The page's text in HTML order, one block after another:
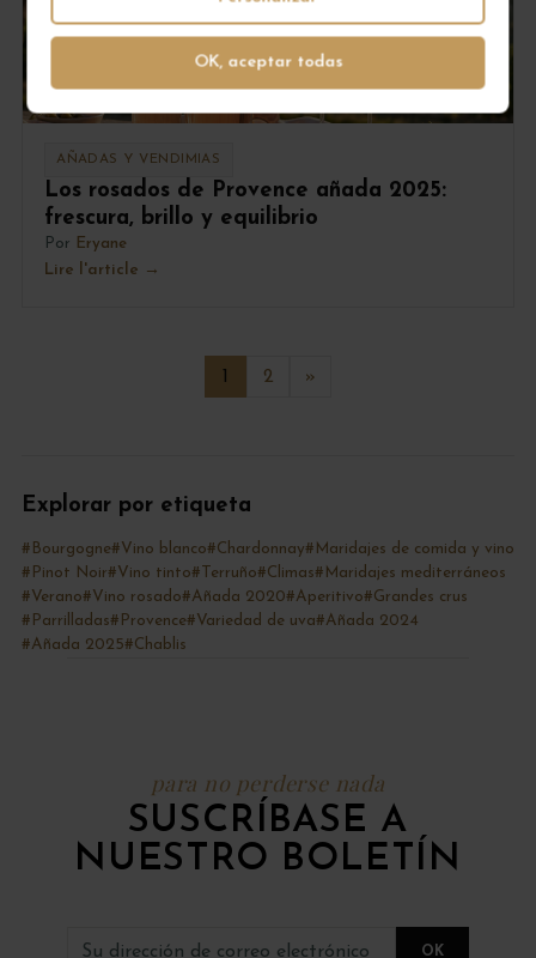
OK, aceptar todas
AÑADAS Y VENDIMIAS
Los rosados de Provence añada 2025:
frescura, brillo y equilibrio
Por
Eryane
Lire l'article
2 »
Explorar por etiqueta
#Bourgogne#Vino blanco#Chardonnay#Maridajes de comida y vino
#Pinot Noir#Vino tinto#Terruño#Climas#Maridajes mediterráneos
#Verano#Vino rosado#Añada 2020#Aperitivo#Grandes crus
#Parrilladas#Provence#Variedad de uva#Añada 2024
#Añada 2025#Chablis
para no perderse nada
SUSCRÍBASE A
NUESTRO BOLETÍN